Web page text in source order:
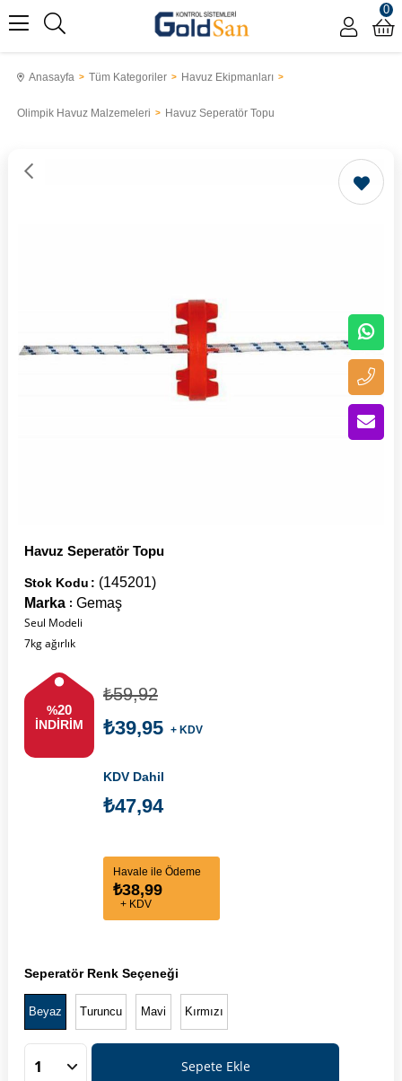
0
Anasayfa Tüm Kategoriler Havuz Ekipmanları
Olimpik Havuz Malzemeleri Havuz Seperatör Topu
Havuz Seperatör Topu
(145201)
Stok Kodu
Marka : Gemaş
Seul Modeli
7kg ağırlık
%20
İNDIRIM
₺59,92
₺39,95 + KDV
KDV Dahil
₺47,94
Havale ile Ödeme
₺38,99
+ KDV
Seperatör Renk Seçeneği
Beyaz Turuncu Mavi Kırmızı